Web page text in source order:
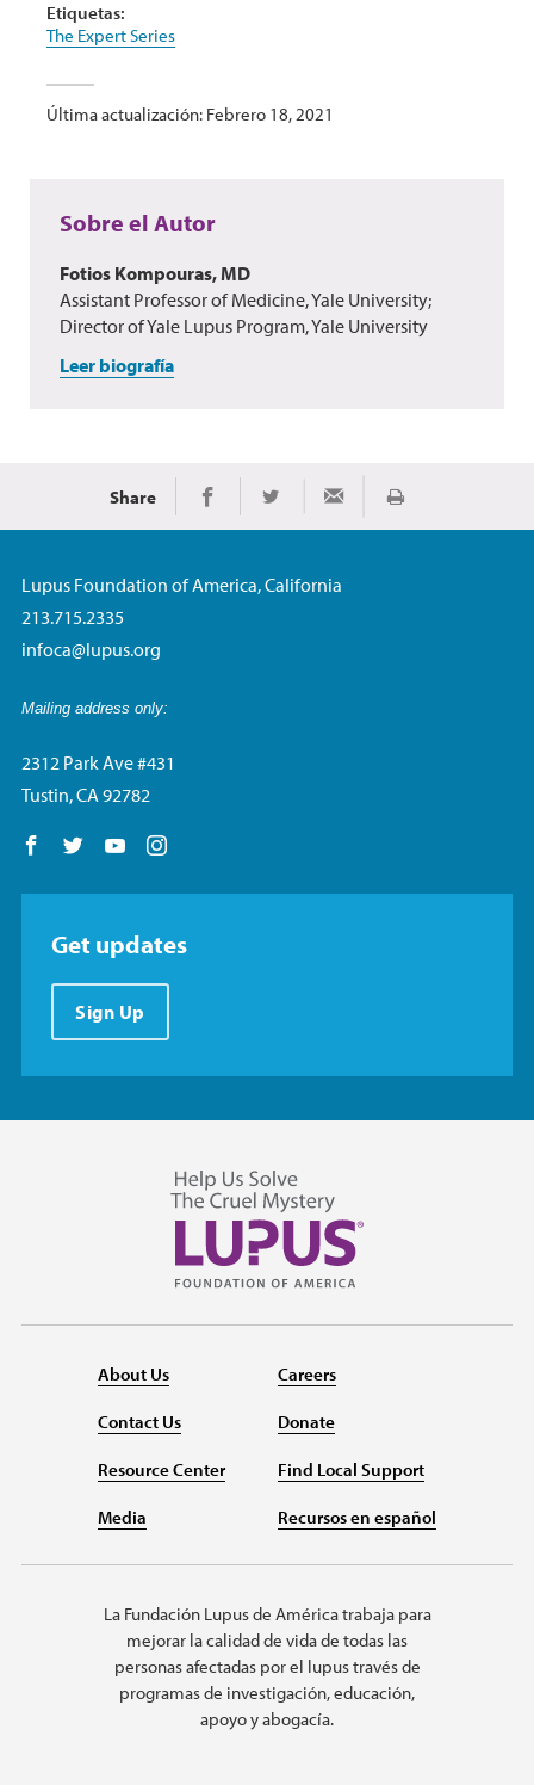
Etiquetas:
The Expert Series
Última actualización: Febrero 18, 2021
Sobre el Autor
Fotios Kompouras, MD
Assistant Professor of Medicine, Yale University;
Director of Yale Lupus Program, Yale University
Leer biografía
Share Share on Facebook
Share on TwitterShare via EmailImprimir
Lupus Foundation of America, California
213.715.2335
infoca@lupus.org
Mailing address only:
2312 Park Ave #431
Tustin, CA 92782
Follow us on Facebook
Follow us on Twitter
Follow us on YouTube
Get updates
Sign Up
About Us
Contact Us
Resource Center
Media
Careers
Donate
Find Local Support
Recursos en español
La Fundación Lupus de América trabaja para
mejorar la calidad de vida de todas las
personas afectadas por el lupus través de
programas de investigación, educación,
apoyo y abogacía.